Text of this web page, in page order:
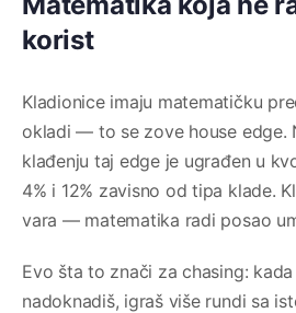
korist
Kladionice imaju matematičku
okladi — to se zove house edge.
klađenju taj edge je ugrađen u
4% i 12% zavisno od tipa klade.
vara — matematika radi posao
Evo šta to znači za chasing:
nadoknadiš, igraš više rundi sa